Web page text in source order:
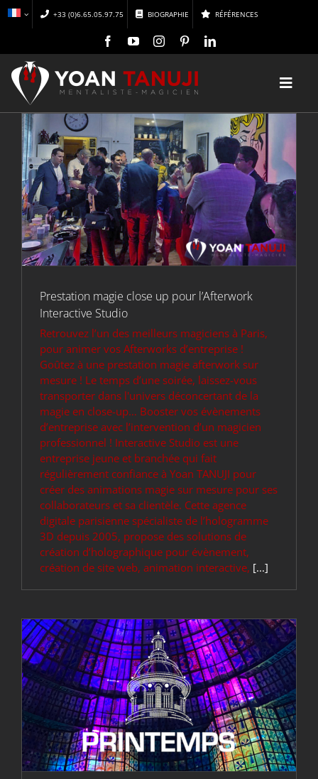
Passer
+33 (0)6.65.05.97.75 BIOGRAPHIE RÉFÉRENCES
ACCUEIL
MAGIE
MENTALISME
A DÉCOUVRIR
CONFÉRENCES
DEVIS / CONTACT
ACTUALITÉS
Prestation magie close up pour l’Afterwork
Interactive Studio
Retrouvez l’un des meilleurs magiciens à Paris,
pour animer vos Afterworks d’entreprise !
Goûtez à une prestation magie afterwork sur
mesure ! Le temps d’une soirée, laissez-vous
transporter dans l'univers déconcertant de la
magie en close-up… Booster vos évènements
d’entreprise avec l’intervention d’un magicien
professionnel ! Interactive Studio est une
entreprise jeune et branchée qui fait
régulièrement confiance à Yoan TANUJI pour
créer des animations magie sur mesure pour ses
collaborateurs et sa clientèle. Cette agence
digitale parisienne spécialiste de l’hologramme
3D depuis 2005, propose des solutions de
création d’holographique pour évènement,
création de site web, animation interactive, [...]